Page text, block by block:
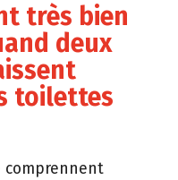
très bien
deux
toilettes
comprennent